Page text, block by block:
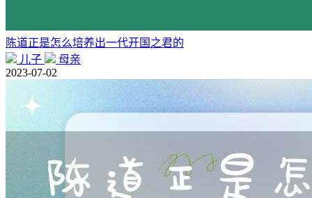
陈道正是怎么培养出一代开国之君的
儿子
母亲
2023-07-02